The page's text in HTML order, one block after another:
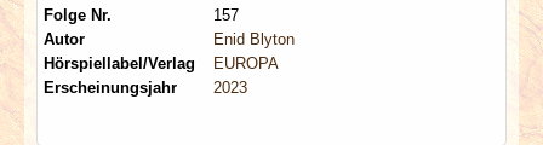
Folge Nr.
157
Autor
Enid Blyton
Hörspiellabel/Verlag
EUROPA
Erscheinungsjahr
2023